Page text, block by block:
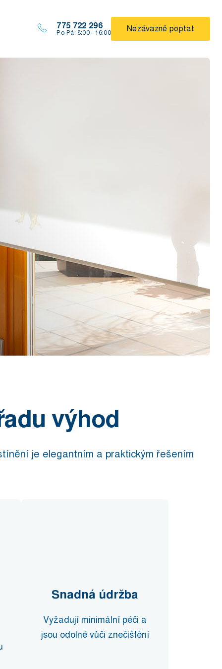
775 722 296
Po-Pá: 8:00 - 16:00 Nezávazně poptat
výhod
je elegantním a praktickým řešením
Snadná údržba
Vyžadují minimální péči a
jsou odolné vůči znečištění